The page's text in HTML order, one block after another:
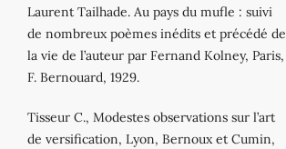
Laurent Tailhade. Au pays du mufle : suivi
de nombreux poèmes inédits et précédé de
la vie de l’auteur par Fernand Kolney, Paris,
F. Bernouard, 1929.
Tisseur C., Modestes observations sur l’art
de versification, Lyon, Bernoux et Cumin,